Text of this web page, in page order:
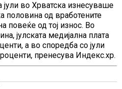
јули во Хрватска изнесуваше
половина од вработените
повеќе од тој износ. Во
јулската медијална плата
а во споредба со јули
пренесува Индекс.хр.